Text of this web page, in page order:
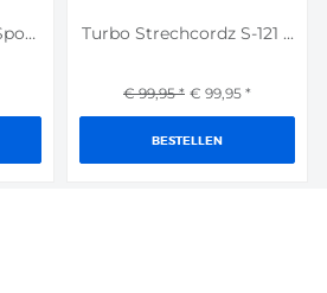
Special Made Turbo Sport... Turbo Strechcordz S-121 ...
€ 99,95* € 99,95 *
BESTELLEN